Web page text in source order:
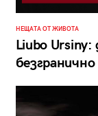
НЕЩАТА ОТ ЖИВОТА
Liubo